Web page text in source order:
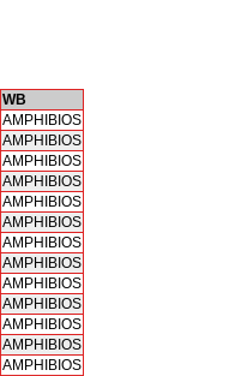
WB
AMPHIBIOS
AMPHIBIOS
AMPHIBIOS
AMPHIBIOS
AMPHIBIOS
AMPHIBIOS
AMPHIBIOS
AMPHIBIOS
AMPHIBIOS
AMPHIBIOS
AMPHIBIOS
AMPHIBIOS
AMPHIBIOS